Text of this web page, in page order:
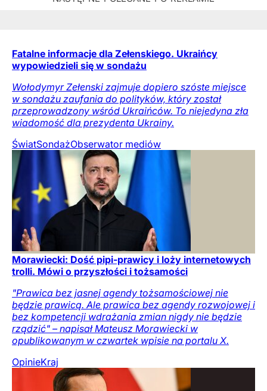
Fatalne informacje dla Zełenskiego. Ukraińcy
wypowiedzieli się w sondażu
Wołodymyr Zełenski zajmuje dopiero szóste miejsce
w sondażu zaufania do polityków, który został
przeprowadzony wśród Ukraińców. To niejedyna zła
wiadomość dla prezydenta Ukrainy.
ŚwiatSondażObserwator mediów
Morawiecki: Dość pipi-prawicy i loży internetowych
trolli. Mówi o przyszłości i tożsamości
"Prawica bez jasnej agendy tożsamościowej nie
będzie prawicą. Ale prawica bez agendy rozwojowej i
bez kompetencji wdrażania zmian nigdy nie będzie
rządzić" – napisał Mateusz Morawiecki w
opublikowanym w czwartek wpisie na portalu X.
OpinieKraj